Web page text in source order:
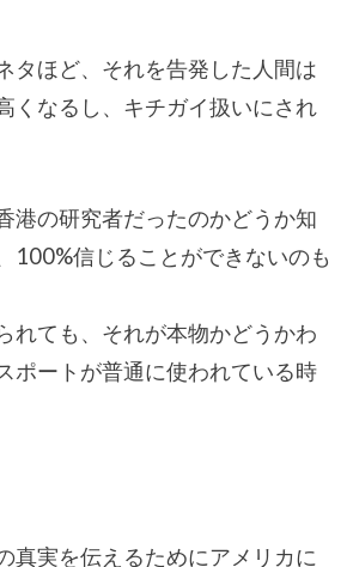
タほど、それを告発した人間は
くなるし、キチガイ扱いにされ
港の研究者だったのかどうか知
100%信じることができないのも
れても、それが本物かどうかわ
ポートが普通に使われている時
真実を伝えるためにアメリカに